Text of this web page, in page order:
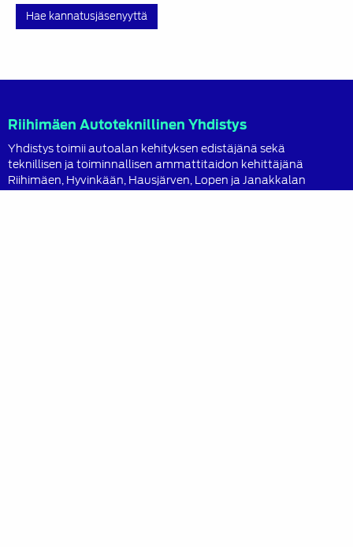
Hae kannatusjäsenyyttä
Riihimäen Autoteknillinen Yhdistys
Yhdistys toimii autoalan kehityksen edistäjänä sekä
teknillisen ja toiminnallisen ammattitaidon kehittäjänä
Riihimäen, Hyvinkään, Hausjärven, Lopen ja Janakkalan